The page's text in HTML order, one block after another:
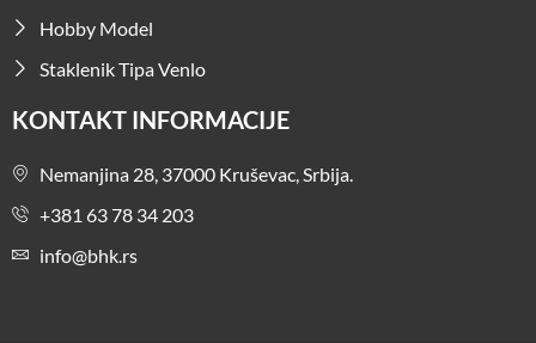
Hobby Model
Staklenik Tipa Venlo
KONTAKT INFORMACIJE
Nemanjina 28, 37000 Kruševac, Srbija.
+381 63 78 34 203
info@bhk.rs